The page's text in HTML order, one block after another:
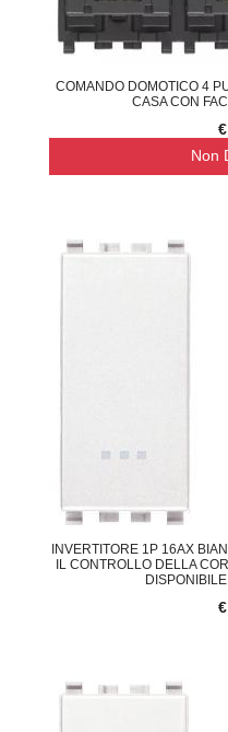
COMANDO DOMOTICO 4
CASA CON
Non
INVERTITORE 1P 16AX
IL CONTROLLO DELLA